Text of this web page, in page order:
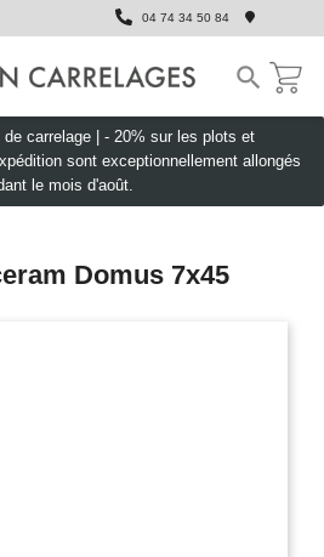
04 74 34 50 84

carrelage | - 20% sur les plots et
sont exceptionnellement allongés
le mois d'août.
Domus 7x45